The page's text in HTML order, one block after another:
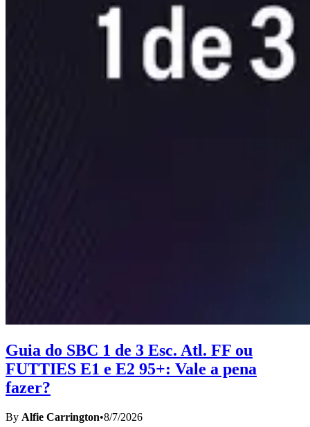
Guia do SBC 1 de 3 Esc. Atl. FF ou
FUTTIES E1 e E2 95+: Vale a pena
fazer?
By Alfie Carrington•8/7/2026